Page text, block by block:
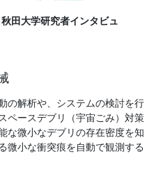
秋田大学研究者インタビュ
の解析や、システムの検討を行
ペースデブリ（宇宙ごみ）対策
な微小なデブリの存在密度を知
微小な衝突痕を自動で観測する